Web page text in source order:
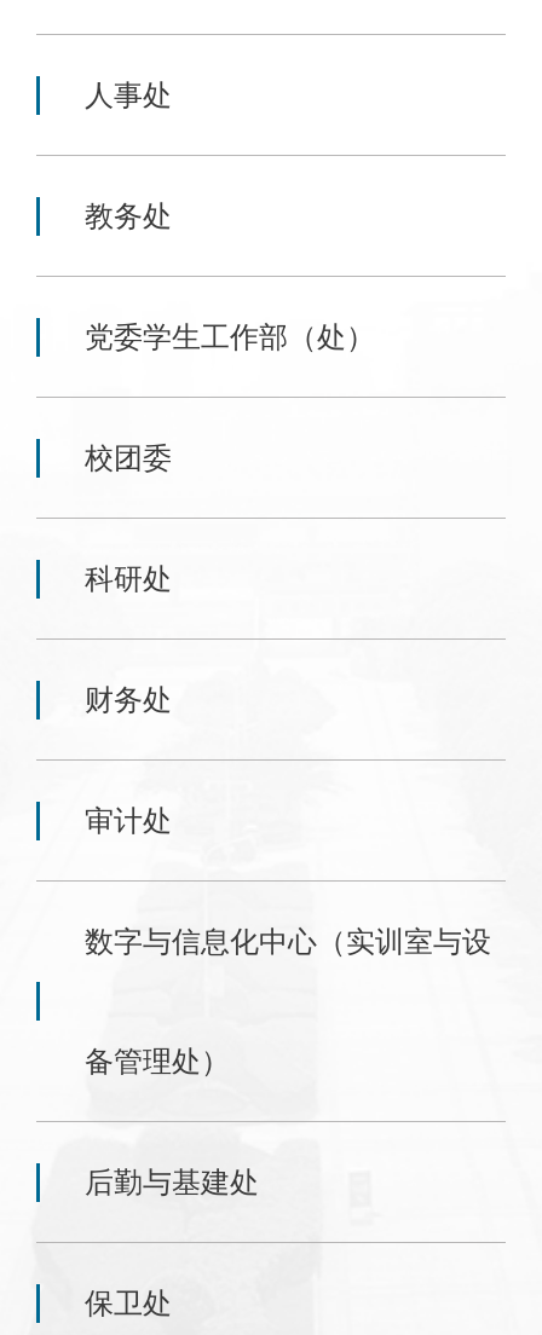
人事处
教务处
党委学生工作部（处）
校团委
科研处
财务处
审计处
数字与信息化中心（实训室与设
备管理处）
后勤与基建处
保卫处